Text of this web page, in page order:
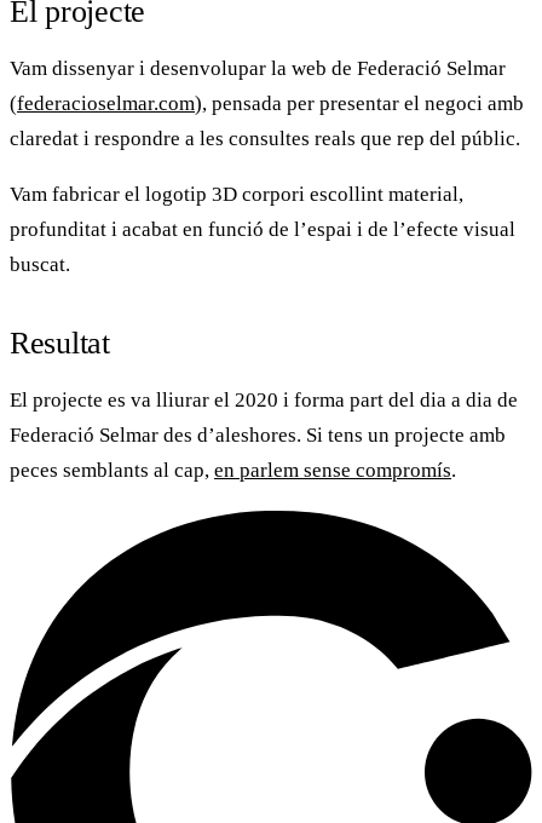
El projecte
Vam dissenyar i desenvolupar la web de Federació Selmar
(federacioselmar.com), pensada per presentar el negoci amb
claredat i respondre a les consultes reals que rep del públic.
Vam fabricar el logotip 3D corpori escollint material,
profunditat i acabat en funció de l’espai i de l’efecte visual
buscat.
Resultat
El projecte es va lliurar el 2020 i forma part del dia a dia de
Federació Selmar des d’aleshores. Si tens un projecte amb
peces semblants al cap, en parlem sense compromís.